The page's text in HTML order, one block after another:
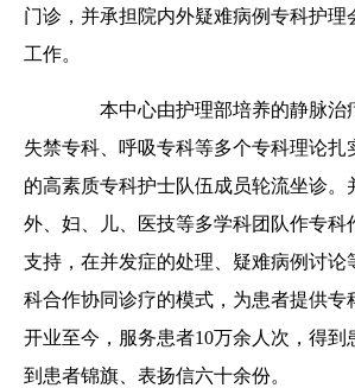
门诊，并承担院内外疑难病例专科护理
工作。
本中心由护理部培养的静脉治
失禁专科、呼吸专科等多个专科理论扎
的高素质专科护士队伍成员轮流坐诊。
外、妇、儿、医技等多学科团队作专科
支持，在并发症的处理、疑难病例讨论
科合作协同诊疗的模式，为患者提供专
开业至今，服务患者10万余人次，得到
到患者锦旗、表扬信六十余份。